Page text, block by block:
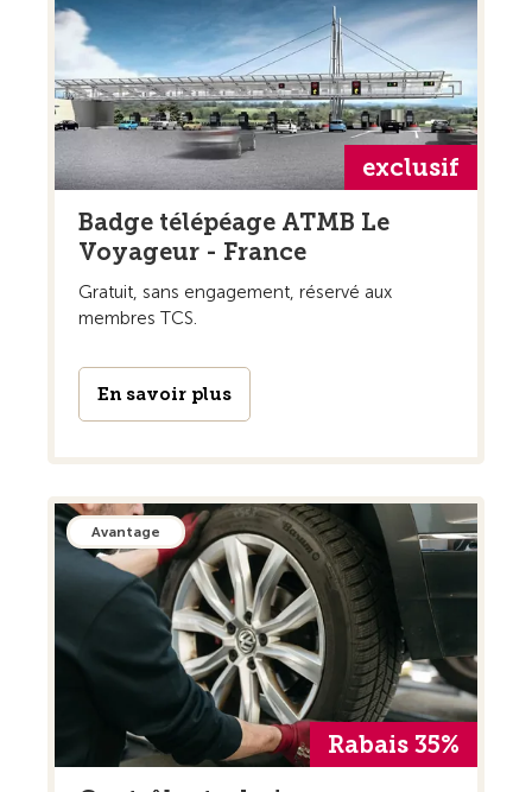
exclusif
Badge télépéage ATMB Le
Voyageur - France
Gratuit, sans engagement, réservé aux
membres TCS.
En savoir plus
Avantage
Rabais 35%